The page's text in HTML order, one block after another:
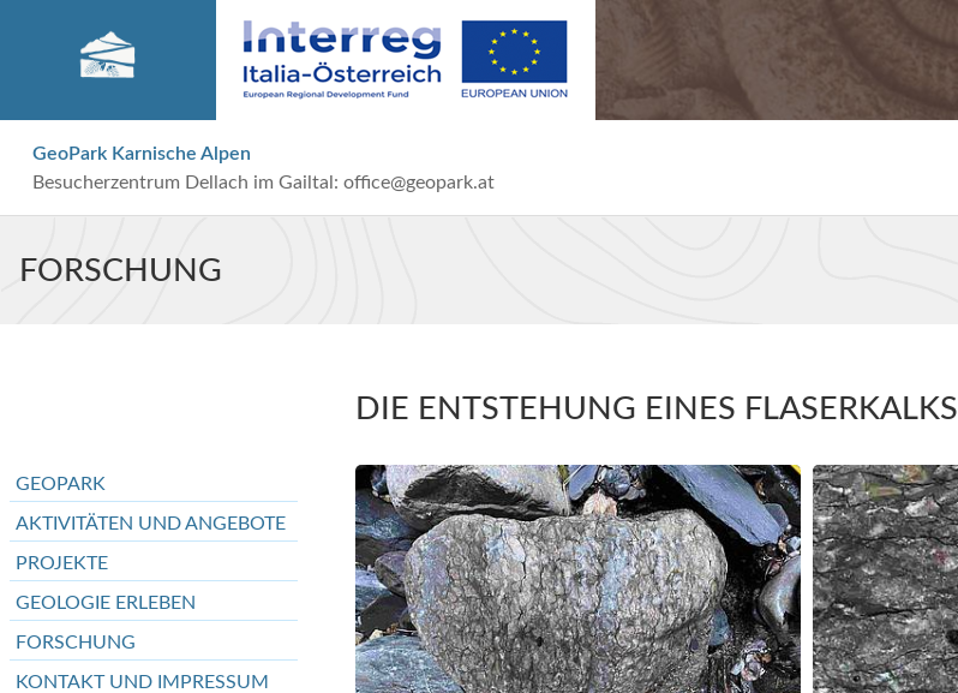
GeoPark Karnische Alpen
Besucherzentrum Dellach im Gailtal: office@geopark.at
FORSCHUNG
GEOPARK
AKTIVITÄTEN UND ANGEBOTE
PROJEKTE
GEOLOGIE ERLEBEN
FORSCHUNG
KONTAKT UND IMPRESSUM
DIE ENTSTEHUNG EINES FLASERKALKS